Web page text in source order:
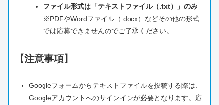
ファイル形式は「テキストファイル（.txt）」のみ
※PDFやWordファイル（.docx）などその他の形式
では応募できませんのでご了承ください。
【注意事項】
Googleフォームからテキストファイルを投稿する際は、
Googleアカウントへのサインインが必要となります。応